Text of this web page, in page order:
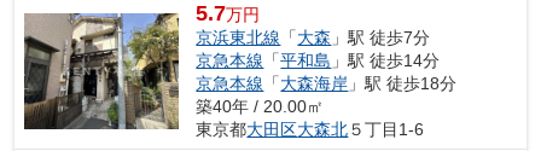
5.7万円
京浜東北線 「大森 」駅 徒歩7分
京急本線 「平和島 」駅 徒歩14分
京急本線 「大森海岸 」駅 徒歩18分
築40年 / 20.00㎡
東京都大田区大森北５丁目1-6